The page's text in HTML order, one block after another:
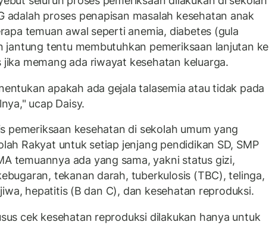
adalah proses penapisan masalah kesehatan anak
temuan awal seperti anemia, diabetes (gula
jantung tentu membutuhkan pemeriksaan lanjutan ke
jika memang ada riwayat kesehatan keluarga.
apakah ada gejala talasemia atau tidak pada
ucap Daisy.
pemeriksaan kesehatan di sekolah umum yang
Rakyat untuk setiap jenjang pendidikan SD, SMP
temuannya ada yang sama, yakni status gizi,
tekanan darah, tuberkulosis (TBC), telinga,
hepatitis (B dan C), dan kesehatan reproduksi.
cek kesehatan reproduksi dilakukan hanya untuk